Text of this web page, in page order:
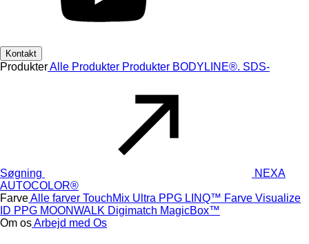
Kontakt
ProdukterAlle Produkter Produkter BODYLINE®. SDS-
Søgning
NEXA
AUTOCOLOR®
FarveAlle farver TouchMix Ultra PPG LINQ™ Farve Visualize
ID PPG MOONWALK Digimatch MagicBox™
Om osArbejd med Os